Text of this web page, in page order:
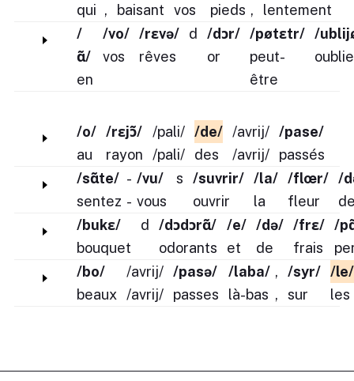
qui ,
baisant
vos
pieds ,
lentement
/
ɑ̃/
en
/vo/
vos
/rɛvə/
rêves
d
/dɔr/
or
/pøtɛtr/
peut-
être
/
/o/
au
/rɛjɔ̃/
rayon
/pali/
/pali/
/de/
des
/avrij/
/avrij/
/pase/
passés
/sɑ̃te/
sentez
-
-
/vu/
vous
s
/suvrir/
ouvrir
/la/
la
/flœr/
fleur
/
/bukɛ/
bouquet
d
/dɔdɔrɑ̃/
odorants
/e/
et
/də/
de
/frɛ/
frais
/
/bo/
beaux
/avrij/
/avrij/
/pasə/
passes
/laba/
là-bas
,
,
/syr/
sur
/le/
les